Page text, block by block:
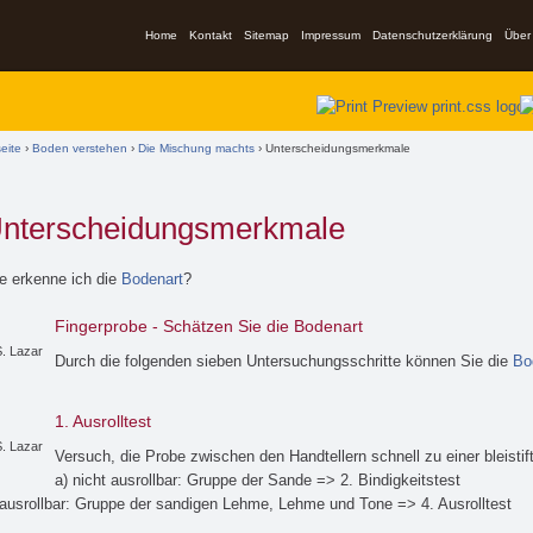
Home Kontakt Sitemap Impressum Datenschutzerklärung
hier
› Boden verstehen › Die Mischung machts › Unterscheidungsmerkmale
erkenne ich die Bodenart?
Lazar
Fingerprobe - Schätzen Sie die Bodenart
Durch die folgenden sieben Untersuchungsschritte können Sie die
Lazar
1. Ausrolltest
Versuch, die Probe zwischen den Handtellern schnell zu einer
a) nicht ausrollbar: Gruppe der Sande => 2. Bindigkeitstest
Gruppe der sandigen Lehme, Lehme und Tone => 4. Ausrolltest